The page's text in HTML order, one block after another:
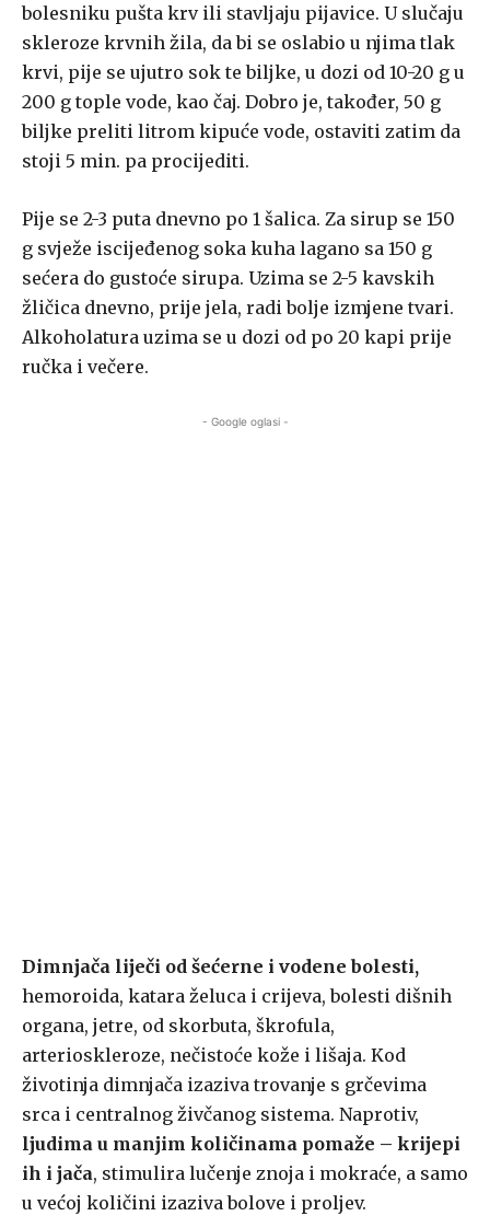
bolesniku pušta krv ili stavljaju pijavice. U slučaju
skleroze krvnih žila, da bi se oslabio u njima tlak
krvi, pije se ujutro sok te biljke, u dozi od 10-20 g u
200 g tople vode, kao čaj. Dobro je, također, 50 g
biljke preliti litrom kipuće vode, ostaviti zatim da
stoji 5 min. pa procijediti.
Pije se 2-3 puta dnevno po 1 šalica. Za sirup se 150
g svježe iscijeđenog soka kuha lagano sa 150 g
sećera do gustoće sirupa. Uzima se 2-5 kavskih
žličica dnevno, prije jela, radi bolje izmjene tvari.
Alkoholatura uzima se u dozi od po 20 kapi prije
ručka i večere.
- Google oglasi -
Dimnjača liječi od šećerne i vodene bolesti,
hemoroida, katara želuca i crijeva, bolesti dišnih
organa, jetre, od skorbuta, škrofula,
arterioskleroze, nečistoće kože i lišaja. Kod
životinja dimnjača izaziva trovanje s grčevima
srca i centralnog živčanog sistema. Naprotiv,
ljudima u manjim količinama pomaže – krijepi
ih i jača, stimulira lučenje znoja i mokraće, a samo
u većoj količini izaziva bolove i proljev.